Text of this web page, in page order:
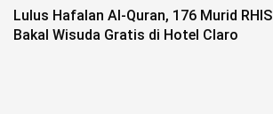
2026
berita-
sulsel.com
Lulus Hafalan Al-Quran, 176 Murid RHIS
Bakal Wisuda Gratis di Hotel Claro